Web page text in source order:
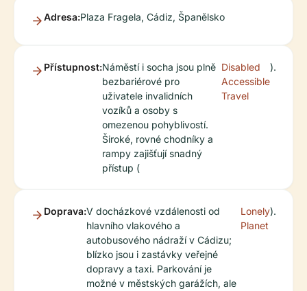
Adresa:Plaza Fragela, Cádiz, Španělsko
Přístupnost:Náměstí i socha jsou plně
bezbariérové pro
uživatele invalidních
vozíků a osoby s
omezenou pohyblivostí.
Široké, rovné chodníky a
rampy zajišťují snadný
přístup (
Disabled
Accessible
Travel
).
Doprava:V docházkové vzdálenosti od
hlavního vlakového a
autobusového nádraží v Cádizu;
blízko jsou i zastávky veřejné
dopravy a taxi. Parkování je
možné v městských garážích, ale
Lonely
Planet
).